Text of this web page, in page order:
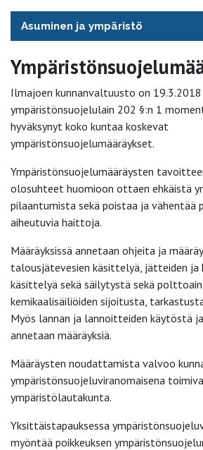
Asuminen ja ympäristö
Ilmajoen kunnanvaltuusto on 19.3.2018
ympäristönsuojelulain 202 §:n 1
hyväksynyt koko kuntaa koskevat
ympäristönsuojelumääräykset.
Ympäristönsuojelumääräysten
olosuhteet huomioon ottaen ehkäistä
pilaantumista sekä poistaa ja vähentää
aiheutuvia haittoja.
Määräyksissä annetaan ohjeita ja
talousjätevesien käsittelyä, jätteiden ja
käsittelyä sekä säilytystä sekä
kemikaalisäiliöiden sijoitusta,
Myös lannan ja lannoitteiden käytöstä
annetaan määräyksiä.
Määräysten noudattamista valvoo
ympäristönsuojeluviranomaisena toimiva
ympäristölautakunta.
Yksittäistapauksessa
myöntää poikkeuksen